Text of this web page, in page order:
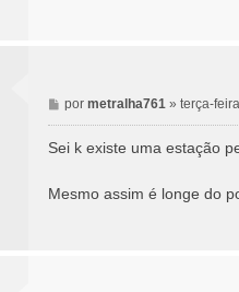
M
e
n
g
pormetralha761 »terça-
Sei k existe uma estação
Mesmo assim é longe do